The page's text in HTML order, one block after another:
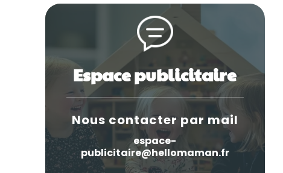
Espace publicitaire
Nous contacter par mail
espace-
publicitaire@hellomaman.fr